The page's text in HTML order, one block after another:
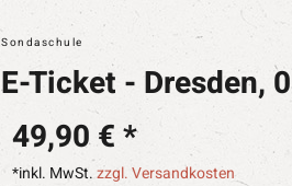
Sondaschule
E-Ticket - Dresden,
49,90 € *
*inkl. MwSt.zzgl. Versandkosten